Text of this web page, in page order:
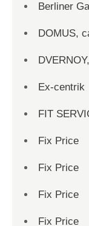
Berliner
DOMUS,
Ex-centrik
FIT
Fix Price
Fix Price
Fix Price
Fix Price